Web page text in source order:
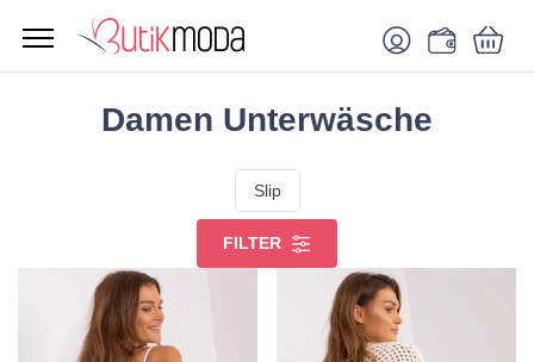
Damen Unterwäsche
Slip
FILTER